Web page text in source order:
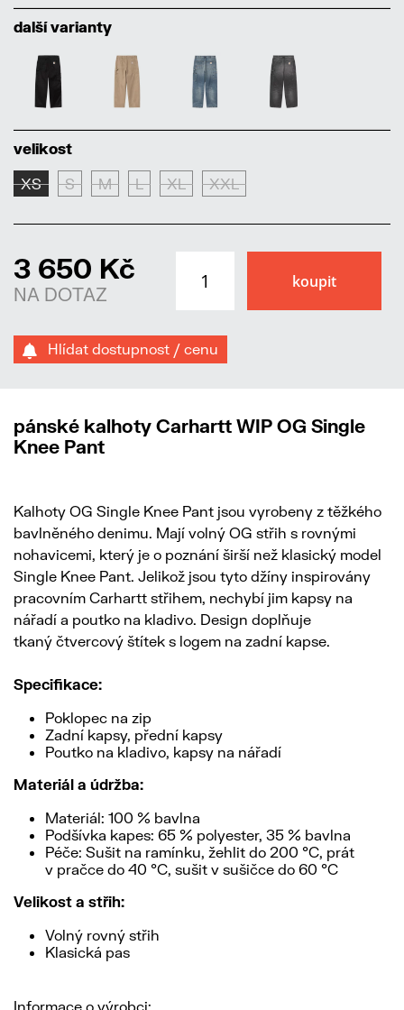
další varianty
velikost
XS S M L XL XXL
3 650 Kč
NA DOTAZ
Hlídat dostupnost / cenu
pánské kalhoty Carhartt WIP OG Single
Knee Pant
Kalhoty OG Single Knee Pant jsou vyrobeny z těžkého
bavlněného denimu. Mají volný OG střih s rovnými
nohavicemi, který je o poznání širší než klasický model
Single Knee Pant. Jelikož jsou tyto džíny inspirovány
pracovním Carhartt střihem, nechybí jim kapsy na
nářadí a poutko na kladivo. Design doplňuje
tkaný čtvercový štítek s logem na zadní kapse.
Specifikace:
Poklopec na zip
Zadní kapsy, přední kapsy
Poutko na kladivo, kapsy na nářadí
Materiál a údržba:
Materiál: 100 % bavlna
Podšívka kapes: 65 % polyester, 35 % bavlna
Péče: Sušit na ramínku, žehlit do 200 °C, prát
v pračce do 40 °C, sušit v sušičce do 60 °C
Velikost a střih:
Volný rovný střih
Klasická pas
Informace o výrobci: